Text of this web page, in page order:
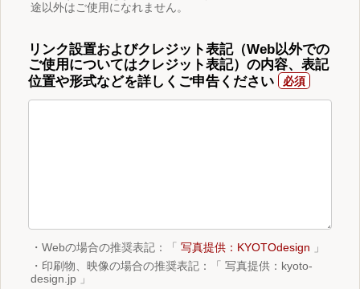
途以外はご使用になれません。
リンク設置およびクレジット表記（Web以外での
ご使用についてはクレジット表記）の内容、表記
位置や形式などを詳しくご申告ください
・Webの場合の推奨表記：「 写真提供：KYOTOdesign 」
・印刷物、映像の場合の推奨表記：「 写真提供：kyoto-
design.jp 」